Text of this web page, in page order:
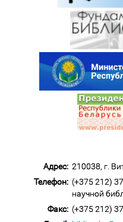
Адрес: 210038, г.
Телефон: (+375 212)
научной
Факс: (+375 212)